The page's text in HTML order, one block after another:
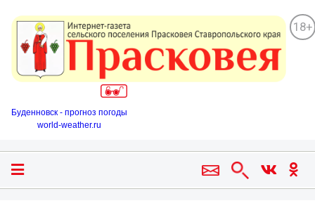
18+
Буденновск - прогноз погоды
world-weather.ru